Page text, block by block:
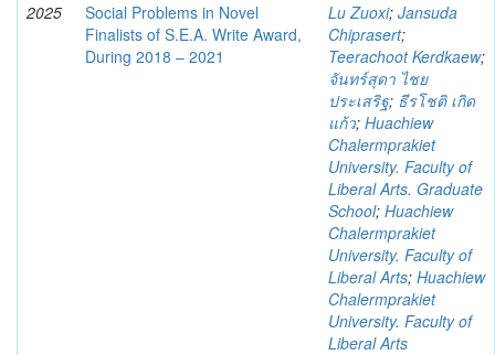
2025
Social Problems in Novel
Finalists of S.E.A. Write Award,
During 2018 – 2021
Lu Zuoxi; Jansuda
Chiprasert;
Teerachoot Kerdkaew;
จันทร์สุดา ไชย
ประเสริฐ; ธีรโชติ เกิด
แก้ว; Huachiew
Chalermprakiet
University. Faculty of
Liberal Arts. Graduate
School; Huachiew
Chalermprakiet
University. Faculty of
Liberal Arts; Huachiew
Chalermprakiet
University. Faculty of
Liberal Arts